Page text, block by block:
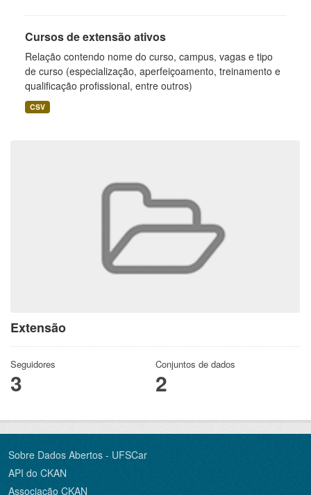
Extensão
Seguidores
3
Conjuntos de dados
2
Cursos de extensão ativos
Relação contendo nome do curso, campus, vagas e tipo
de curso (especialização, aperfeiçoamento, treinamento e
qualificação profissional, entre outros)
CSV
Sobre Dados Abertos - UFSCar
API do CKAN
Associação CKAN